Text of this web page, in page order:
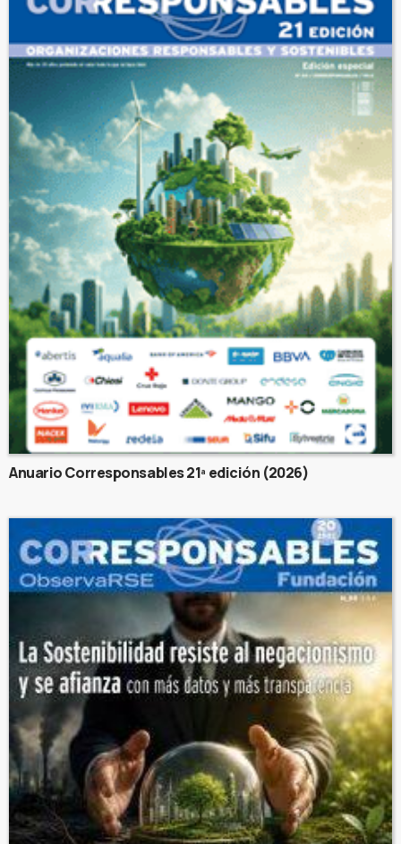
Anuario Corresponsables 21ª edición (2026)